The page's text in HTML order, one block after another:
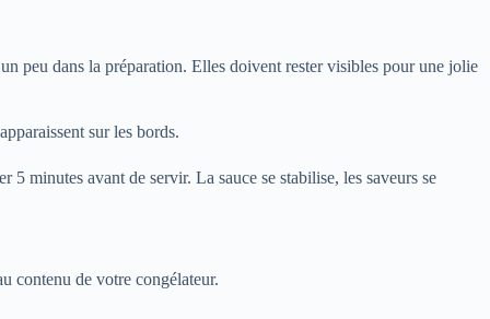
peu dans la préparation. Elles doivent rester visibles pour une jolie
sur les bords.
minutes avant de servir. La sauce se stabilise, les saveurs se
contenu de votre congélateur.